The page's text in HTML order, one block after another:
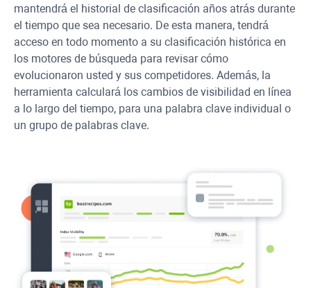
mantendrá el historial de clasificación años atrás durante
el tiempo que sea necesario. De esta manera, tendrá
acceso en todo momento a su clasificación histórica en
los motores de búsqueda para revisar cómo
evolucionaron usted y sus competidores. Además, la
herramienta calculará los cambios de visibilidad en línea
a lo largo del tiempo, para una palabra clave individual o
un grupo de palabras clave.